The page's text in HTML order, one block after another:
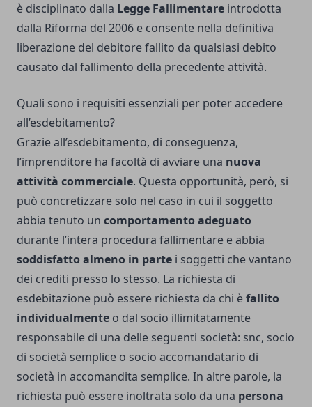
è disciplinato dalla Legge Fallimentare introdotta
dalla Riforma del 2006 e consente nella definitiva
liberazione del debitore fallito da qualsiasi debito
causato dal fallimento della precedente attività.
Quali sono i requisiti essenziali per poter accedere
all’esdebitamento?
Grazie all’esdebitamento, di conseguenza,
l’imprenditore ha facoltà di avviare una nuova
attività commerciale. Questa opportunità, però, si
può concretizzare solo nel caso in cui il soggetto
abbia tenuto un comportamento adeguato
durante l’intera procedura fallimentare e abbia
soddisfatto almeno in parte i soggetti che vantano
dei crediti presso lo stesso. La richiesta di
esdebitazione può essere richiesta da chi èfallito
individualmente o dal socio illimitatamente
responsabile di una delle seguenti società: snc, socio
di società semplice o socio accomandatario di
società in accomandita semplice. In altre parole, la
richiesta può essere inoltrata solo da una persona